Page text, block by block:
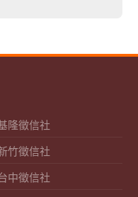
隆徵信社
竹徵信社
中徵信社